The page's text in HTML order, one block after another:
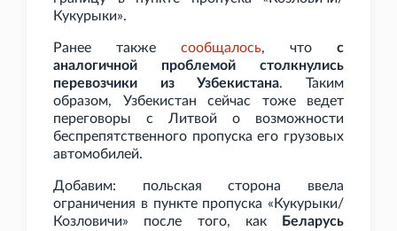
Кукурыки».
Ранее также сообщалось, что с
аналогичной проблемой столкнулись
перевозчики из Узбекистана. Таким
образом, Узбекистан сейчас тоже ведет
переговоры с Литвой о возможности
беспрепятственного пропуска его грузовых
автомобилей.
Добавим: польская сторона ввела
ограничения в пункте пропуска «Кукурыки/
Козловичи» после того, как
Беларусь